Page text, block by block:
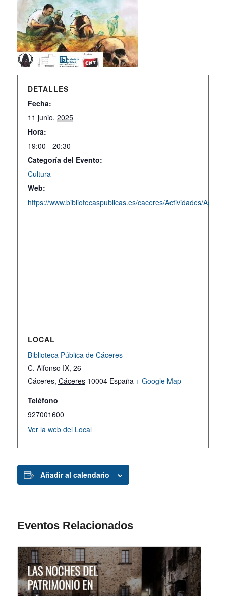
DETALLES
Fecha:
11 junio, 2025
Hora:
19:00 - 20:30
Categoría del Evento:
Cultura
Web:
https://www.bibliotecaspublicas.es/caceres/Actividades/
LOCAL
Biblioteca Pública de Cáceres
C. Alfonso IX, 26
Cáceres, Cáceres 10004 España + Google Map
Teléfono
927001600
Ver la web del Local
Añadir al calendario
Eventos Relacionados